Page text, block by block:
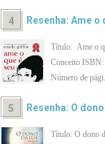
Resenha: Ame o
Título: Ame o
Conceito
Número de pági...
Resenha: O
Título: O dono